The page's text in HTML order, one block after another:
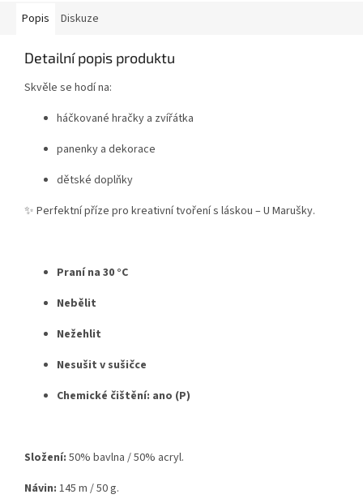
Popis Diskuze
Detailní popis produktu
Skvěle se hodí na:
háčkované hračky a zvířátka
panenky a dekorace
dětské doplňky
✨ Perfektní příze pro kreativní tvoření s láskou – U Marušky.
Praní na 30 °C
Nebělit
Nežehlit
Nesušit v sušičce
Chemické čištění: ano (P)
Složení: 50% bavlna / 50% acryl.
Návin: 145 m / 50 g.